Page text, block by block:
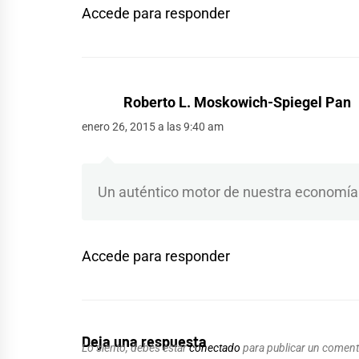
Accede para responder
Roberto L. Moskowich-Spiegel Pan
enero 26, 2015 a las 9:40 am
Un auténtico motor de nuestra
Accede para responder
Deja una respuesta
Lo siento, debes estarconectado para publicar un